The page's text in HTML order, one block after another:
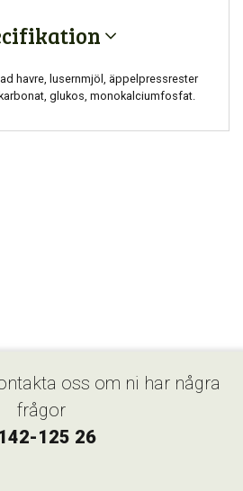
havre, lusernmjöl, äppelpressrester
glukos, monokalciumfosfat.
oss om ni har några
frågor
125 26